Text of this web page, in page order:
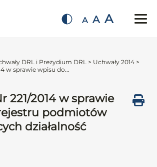
A A A
DRL i Prezydium DRL > Uchwały 2014 >
w sprawie wpisu do...
221/2014 w sprawie
podmiotów
działalność